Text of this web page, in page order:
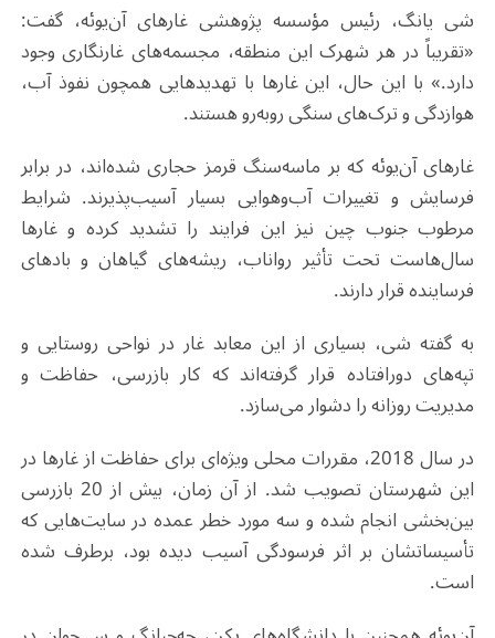
شی یانگ، رئیس مؤسسه پژوهشی غارهای آن‌یوئه، گفت:
«تقریباً در هر شهرک این منطقه، مجسمه‌های غارنگاری وجود
دارد.» با این حال، این غارها با تهدیدهایی همچون نفوذ آب،
هوازدگی و ترک‌های سنگی روبه‌رو هستند.
غارهای آن‌یوئه که بر ماسه‌سنگ قرمز حجاری شده‌اند، در برابر
فرسایش و تغییرات آب‌وهوایی بسیار آسیب‌پذیرند. شرایط
مرطوب جنوب چین نیز این فرایند را تشدید کرده و غارها
سال‌هاست تحت تأثیر رواناب، ریشه‌های گیاهان و بادهای
فرساینده قرار دارند.
به گفته شی، بسیاری از این معابد غار در نواحی روستایی و
تپه‌های دورافتاده قرار گرفته‌اند که کار بازرسی، حفاظت و
مدیریت روزانه را دشوار می‌سازد.
در سال 2018، مقررات محلی ویژه‌ای برای حفاظت از غارها در
این شهرستان تصویب شد. از آن زمان، بیش از 20 بازرسی
بین‌بخشی انجام شده و سه مورد خطر عمده در سایت‌هایی که
تأسیساتشان بر اثر فرسودگی آسیب دیده بود، برطرف شده
است.